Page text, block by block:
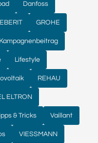
Danfoss
GROHE
Kampagnenbeitrag
Lifestyle
REHAU
ELTRON
& Tricks Vaillant
VIESSMANN